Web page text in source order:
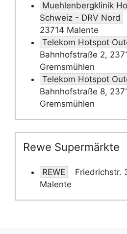
Muehlenbergklinik
Schweiz - DRV Nord
23714 Malente
Telekom Hotspot
Bahnhofstraße 2,
Gremsmühlen
Telekom Hotspot
Bahnhofstraße 8,
Gremsmühlen
Rewe Supermärkte
REWE
Friedrichstr.
Malente